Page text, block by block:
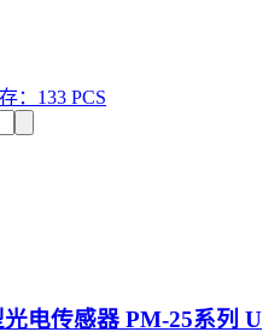
：133 PCS
电传感器 PM-25系列 U